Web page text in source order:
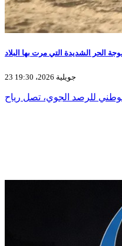
الحر الشديدة التي مرت بها البلاد
23 جويلية 2026، 19:30